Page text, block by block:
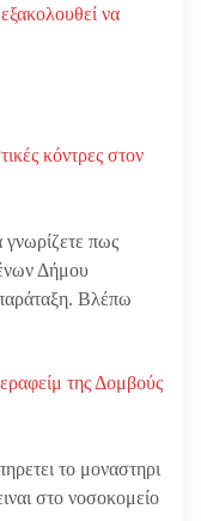
να
κόντρες στον
γνωρίζετε πως
Δήμου
Βλέπω
της Δομβούς
το μοναστηρι
στο νοσοκομείο